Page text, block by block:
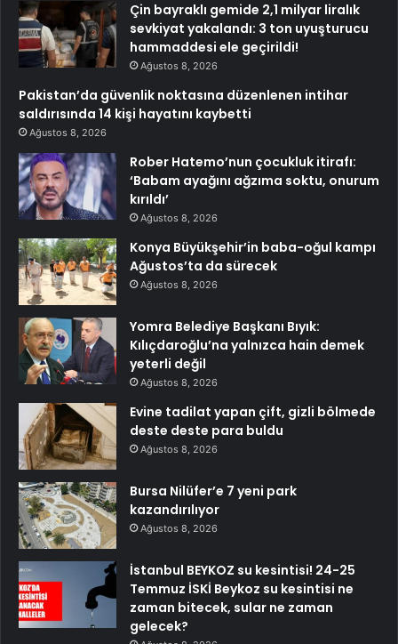
Çin bayraklı gemide 2,1 milyar liralık
sevkiyat yakalandı: 3 ton uyuşturucu
hammaddesi ele geçirildi!
Ağustos 8, 2026
Pakistan’da güvenlik noktasına düzenlenen intihar
saldırısında 14 kişi hayatını kaybetti
Ağustos 8, 2026
Rober Hatemo’nun çocukluk itirafı:
‘Babam ayağını ağzıma soktu, onurum
kırıldı’
Ağustos 8, 2026
Konya Büyükşehir’in baba-oğul kampı
Ağustos’ta da sürecek
Ağustos 8, 2026
Yomra Belediye Başkanı Bıyık:
Kılıçdaroğlu’na yalnızca hain demek
yeterli değil
Ağustos 8, 2026
Evine tadilat yapan çift, gizli bölmede
deste deste para buldu
Ağustos 8, 2026
Bursa Nilüfer’e 7 yeni park
kazandırılıyor
Ağustos 8, 2026
İstanbul BEYKOZ su kesintisi! 24-25
Temmuz İSKİ Beykoz su kesintisi ne
zaman bitecek, sular ne zaman
gelecek?